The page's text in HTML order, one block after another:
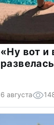
«Ну вот и
6 августа